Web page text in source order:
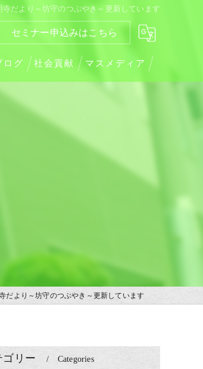
寺だより～坊守のつぶやき～更新しています
セミナー申込みはこちら
ログ 社会貢献 マスメディア
だより～坊守のつぶやき～更新しています
ゴリー Categories